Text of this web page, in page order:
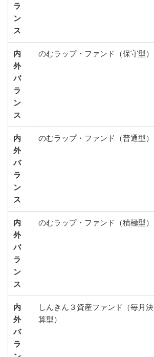
ラ
ン
ス
内
外
バ
ラ
ン
ス
のむラップ・ファンド（保守型）
内
外
バ
ラ
ン
ス
のむラップ・ファンド（普通型）
内
外
バ
ラ
ン
ス
のむラップ・ファンド（積極型）
内
外
バ
ラ
しんきん３資産ファンド（毎月決
算型）